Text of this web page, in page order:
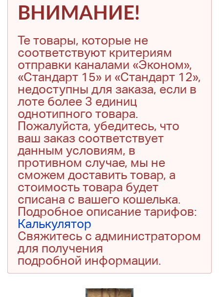
ВНИМАНИЕ!
Те товары, которые не
соответствуют критериям
отправки каналами «Эконом»,
«Стандарт 15» и «Стандарт 12»,
недоступны для заказа, если в
лоте более 3 единиц
однотипного товара.
Пожалуйста, убедитесь, что
ваш заказ соответствует
данным условиям, в
противном случае, мы не
сможем доставить товар, а
стоимость товара будет
списана с вашего кошелька.
Подробное описание тарифов:
Калькулятор
Свяжитесь с администратором
для получения
подробной информации.